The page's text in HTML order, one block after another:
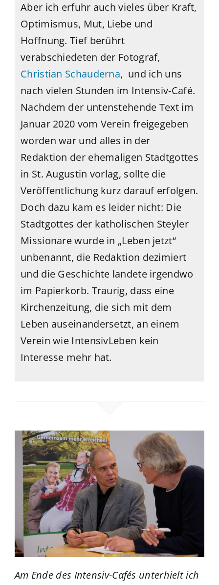
Aber ich erfuhr auch vieles über Kraft,
Optimismus, Mut, Liebe und
Hoffnung. Tief berührt
verabschiedeten der Fotograf,
Christian Schauderna, und ich uns
nach vielen Stunden im Intensiv-Café.
Nachdem der untenstehende Text im
Januar 2020 vom Verein freigegeben
worden war und alles in der
Redaktion der ehemaligen Stadtgottes
in St. Augustin vorlag, sollte die
Veröffentlichung kurz darauf erfolgen.
Doch dazu kam es leider nicht: Die
Stadtgottes der katholischen Steyler
Missionare wurde in „Leben jetzt“
unbenannt, die Redaktion dezimiert
und die Geschichte landete irgendwo
im Papierkorb. Traurig, dass eine
Kirchenzeitung, die sich mit dem
Leben auseinandersetzt, an einem
Verein wie IntensivLeben kein
Interesse mehr hat.
Am Ende des Intensiv-Cafés unterhielt ich